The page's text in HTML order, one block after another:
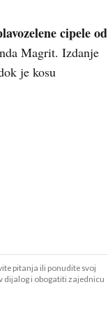
cipele od
Magrit. Izdanje
je kosu
pitanja ili ponudite svoj
dijalog i obogatiti zajednicu